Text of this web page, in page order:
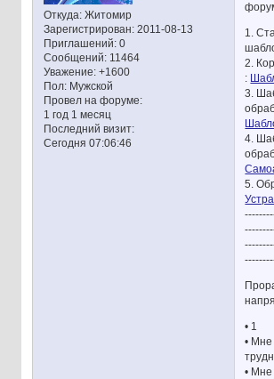
Откуда:Житомир
Зарегистрирован: 2011-08-13
Приглашений:0
Сообщений:11464
Уважение: +1600
Пол:Мужской
Провел на форуме:
1 год 1 месяц
Последний визит:
Сегодня 07:06:46
1.
2.
:
3.
4.
5.
• 1
•
•